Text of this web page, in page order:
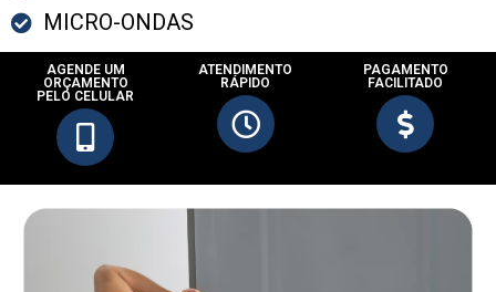
MICRO-ONDAS
AGENDE UM
ORÇAMENTO
PELO CELULAR
ATENDIMENTO
RÁPIDO
PAGAMENTO
FACILITADO